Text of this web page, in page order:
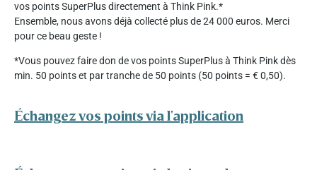
vos points SuperPlus directement à Think Pink.*
Ensemble, nous avons déjà collecté plus de 24 000 euros. Merci
pour ce beau geste !
*Vous pouvez faire don de vos points SuperPlus à Think Pink dès
min. 50 points et par tranche de 50 points (50 points = € 0,50).
Échangez vos points via l'application